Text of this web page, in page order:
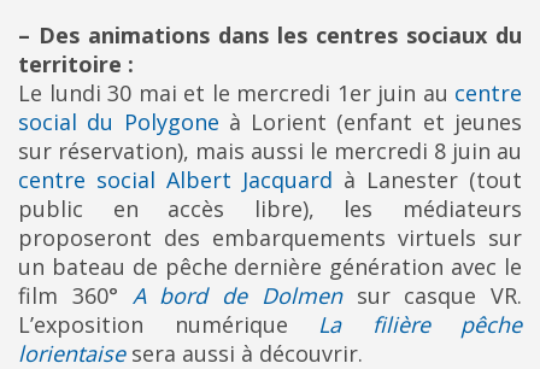
– Des animations dans les centres sociaux du
territoire :
Le lundi 30 mai et le mercredi 1er juin au centre
social du Polygone à Lorient (enfant et jeunes
sur réservation), mais aussi le mercredi 8 juin au
centre social Albert Jacquard à Lanester (tout
public en accès libre), les médiateurs
proposeront des embarquements virtuels sur
un bateau de pêche dernière génération avec le
film 360° A bord de Dolmensur casque VR.
L’exposition numérique La filière pêche
lorientaisesera aussi à découvrir.